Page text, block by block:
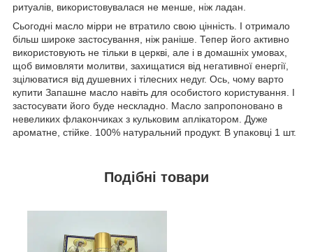
ритуалів, використовувалася не менше, ніж ладан.
Сьогодні масло мірри не втратило свою цінність. І отримало
більш широке застосування, ніж раніше. Тепер його активно
використовують не тільки в церкві, але і в домашніх умовах,
щоб вимовляти молитви, захищатися від негативної енергії,
зцілюватися від душевних і тілесних недуг. Ось, чому варто
купити Запашне масло навіть для особистого користування. І
застосувати його буде нескладно. Масло запропоновано в
невеликих флакончиках з кульковим аплікатором. Дуже
ароматне, стійке. 100% натуральний продукт. В упаковці 1 шт.
Подібні товари